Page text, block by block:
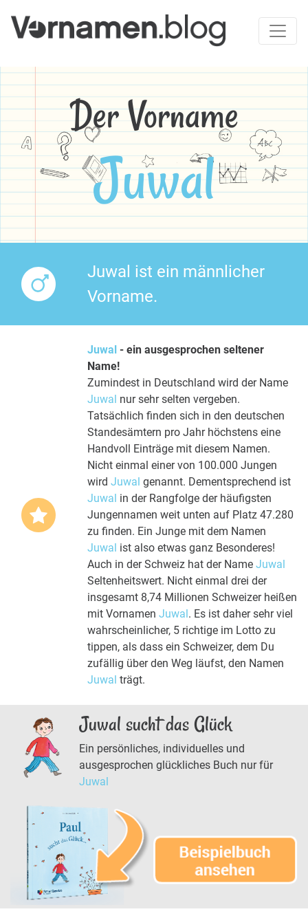
Der Vorname
Juwal
Juwal ist ein männlicher
Vorname.
Juwal - ein ausgesprochen seltener
Name!
Zumindest in Deutschland wird der Name
Juwal nur sehr selten vergeben.
Tatsächlich finden sich in den deutschen
Standesämtern pro Jahr höchstens eine
Handvoll Einträge mit diesem Namen.
Nicht einmal einer von 100.000 Jungen
wird Juwal genannt. Dementsprechend ist
Juwal in der Rangfolge der häufigsten
Jungennamen weit unten auf Platz 47.280
zu finden. Ein Junge mit dem Namen
Juwal ist also etwas ganz Besonderes!
Auch in der Schweiz hat der Name Juwal
Seltenheitswert. Nicht einmal drei der
insgesamt 8,74 Millionen Schweizer heißen
mit Vornamen Juwal. Es ist daher sehr viel
wahrscheinlicher, 5 richtige im Lotto zu
tippen, als dass ein Schweizer, dem Du
zufällig über den Weg läufst, den Namen
Juwal trägt.
Juwal sucht das Glück
Ein persönliches, individuelles und
ausgesprochen glückliches Buch nur für
Juwal